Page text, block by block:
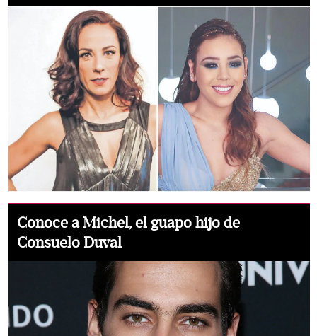
Conoce a Michel, el guapo hijo de
Consuelo Duval